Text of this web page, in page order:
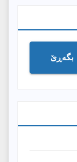
بگەڕێ